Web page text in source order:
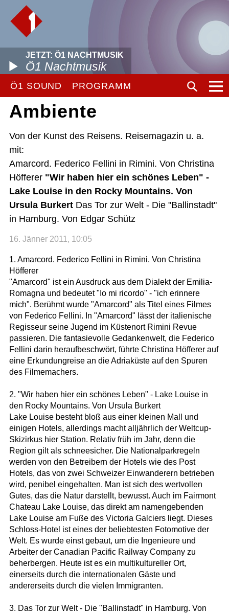
JETZT: Ö1 NACHTMUSIK
Ö1 Nachtmusik
Ö1 SOUND PROGRAMM
Ambiente
Von der Kunst des Reisens. Reisemagazin u. a.
mit:
Amarcord. Federico Fellini in Rimini. Von Christina
Höfferer "Wir haben hier ein schönes Leben" -
Lake Louise in den Rocky Mountains. Von
Ursula Burkert Das Tor zur Welt - Die "Ballinstadt"
in Hamburg. Von Edgar Schütz
16. Jänner 2011, 10:05
1. Amarcord. Federico Fellini in Rimini. Von Christina
Höfferer
"Amarcord" ist ein Ausdruck aus dem Dialekt der Emilia-
Romagna und bedeutet "Io mi ricordo" - "ich erinnere
mich". Berühmt wurde "Amarcord" als Titel eines Filmes
von Federico Fellini. In "Amarcord" lässt der italienische
Regisseur seine Jugend im Küstenort Rimini Revue
passieren. Die fantasievolle Gedankenwelt, die Federico
Fellini darin heraufbeschwört, führte Christina Höfferer auf
eine Erkundungreise an die Adriaküste auf den Spuren
des Filmemachers.
2. "Wir haben hier ein schönes Leben" - Lake Louise in
den Rocky Mountains. Von Ursula Burkert
Lake Louise besteht bloß aus einer kleinen Mall und
einigen Hotels, allerdings macht alljährlich der Weltcup-
Skizirkus hier Station. Relativ früh im Jahr, denn die
Region gilt als schneesicher. Die Nationalparkregeln
werden von den Betreibern der Hotels wie des Post
Hotels, das von zwei Schweizer Einwanderern betrieben
wird, penibel eingehalten. Man ist sich des wertvollen
Gutes, das die Natur darstellt, bewusst. Auch im Fairmont
Chateau Lake Louise, das direkt am namengebenden
Lake Louise am Fuße des Victoria Galciers liegt. Dieses
Schloss-Hotel ist eines der beliebtesten Fotomotive der
Welt. Es wurde einst gebaut, um die Ingenieure und
Arbeiter der Canadian Pacific Railway Company zu
beherbergen. Heute ist es ein multikultureller Ort,
einerseits durch die internationalen Gäste und
andererseits durch die vielen Immigranten.
3. Das Tor zur Welt - Die "Ballinstadt" in Hamburg. Von